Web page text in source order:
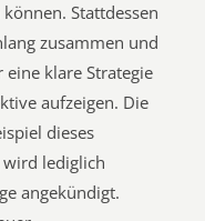
Stattdessen
zusammen und
klare Strategie
aufzeigen. Die
dieses
wird lediglich
angekündigt.